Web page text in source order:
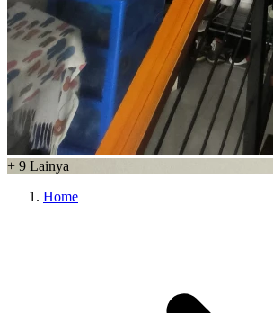
+ 9 Lainya
Home